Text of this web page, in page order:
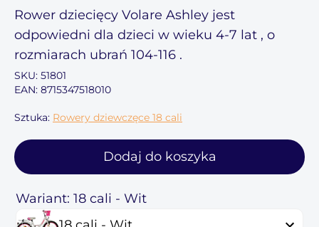
Rower dziecięcy Volare Ashley jest
odpowiedni dla dzieci w wieku 4-7 lat , o
rozmiarach ubrań 104-116 .
SKU: 51801
EAN: 8715347518010
Sztuka: Rowery dziewczęce 18 cali
Dodaj do koszyka
Wariant: 18 cali - Wit